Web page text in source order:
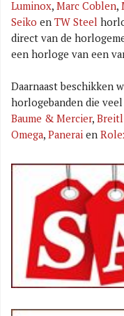
Luminox, Marc Coblen,
Seiko en TW Steel
direct van de
een horloge van een
Daarnaast beschikken
horlogebanden die
Baume & Mercier,
Omega, Panerai en